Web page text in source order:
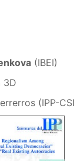
(IBEI)
3D
(IPP-